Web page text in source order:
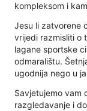
kompleksom i
Jesu li zatvorene
vrijedi razmisliti o
lagane sportske
odmaralištu.
ugodnija nego u
Savjetujemo vam
razgledavanje i